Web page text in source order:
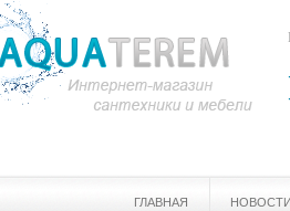
ГЛАВНАЯ НОВОСТИ